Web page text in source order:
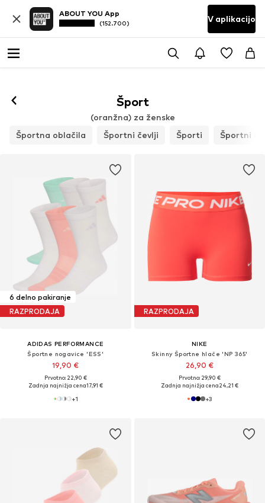
ABOUT YOU App
(152.700) V aplikacijo
Šport
(oranžna) za ženske
Športna oblačila
Športni čevlji Športi Športni
6 delno pakiranje
RAZPRODAJA
ADIDAS PERFORMANCE
Športne nogavice 'ESS'
19,90 €
Prvotno: 22,90 €
Zadnja najnižja cena17,91 €
+1
RAZPRODAJA
NIKE
Skinny Športne hlače 'NP 365'
26,90 €
Prvotno: 29,90 €
Zadnja najnižja cena24,21 €
+3